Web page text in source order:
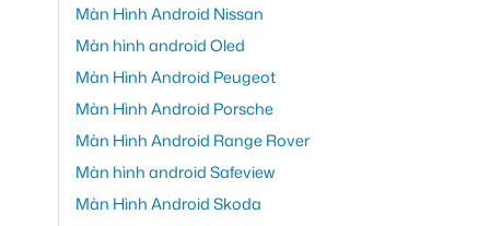
Màn Hình Android Nissan
Màn hình android Oled
Màn Hình Android Peugeot
Màn Hình Android Porsche
Màn Hình Android Range Rover
Màn hình android Safeview
Màn Hình Android Skoda